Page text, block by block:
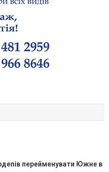
перейменувати Южне в